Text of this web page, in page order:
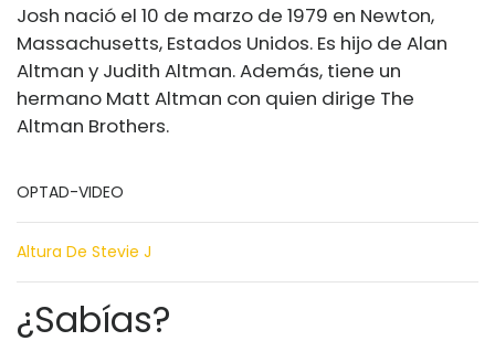
Josh nació el 10 de marzo de 1979 en Newton,
Massachusetts, Estados Unidos. Es hijo de Alan
Altman y Judith Altman. Además, tiene un
hermano Matt Altman con quien dirige The
Altman Brothers.
OPTAD-VIDEO
Altura De Stevie J
¿Sabías?